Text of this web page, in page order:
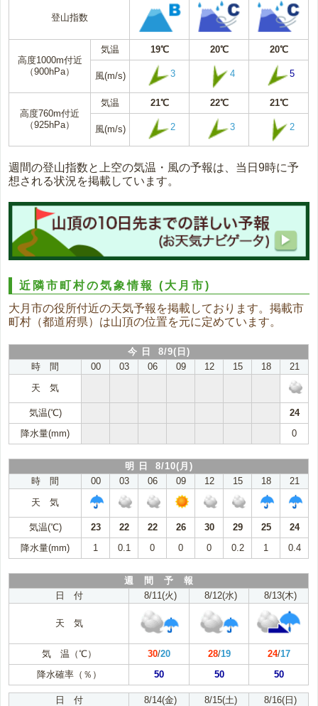
登山指数
高度1000m付近
（900hPa）
気温 19℃ 20℃ 20℃
風(m/s) 3 4 5
高度760m付近
（925hPa）
気温 21℃ 22℃ 21℃
風(m/s) 2 3 2
週間の登山指数と上空の気温・風の予報は、当日9時に予
想される状況を掲載しています。
近隣市町村の気象情報(大月市)
大月市の役所付近の天気予報を掲載しております。掲載市
町村（都道府県）は山頂の位置を元に定めています。
今 日 8/9(日)
時 間
00 03 06 09 12 15 18
21
天 気
気温(℃)
24
降水量(mm)
0
明 日 8/10(月)
時 間
00 03 06 09 12 15 18
21
天 気
気温(℃) 23 22 22 26 30 29 25
24
降水量(mm)
1 0.1 0 0 0 0.2 1 0.4
週 間 予 報
日 付
8/11(火) 8/12(水) 8/13(木)
天 気
気 温（℃） 30/20 28/19 24/17
降水確率（％）
50 50 50
日 付 8/14(金) 8/15(土) 8/16(日)